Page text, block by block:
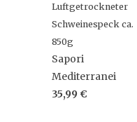
Luftgetrockneter
Schweinespeck ca.
850g
Sapori
Mediterranei
35,99 €